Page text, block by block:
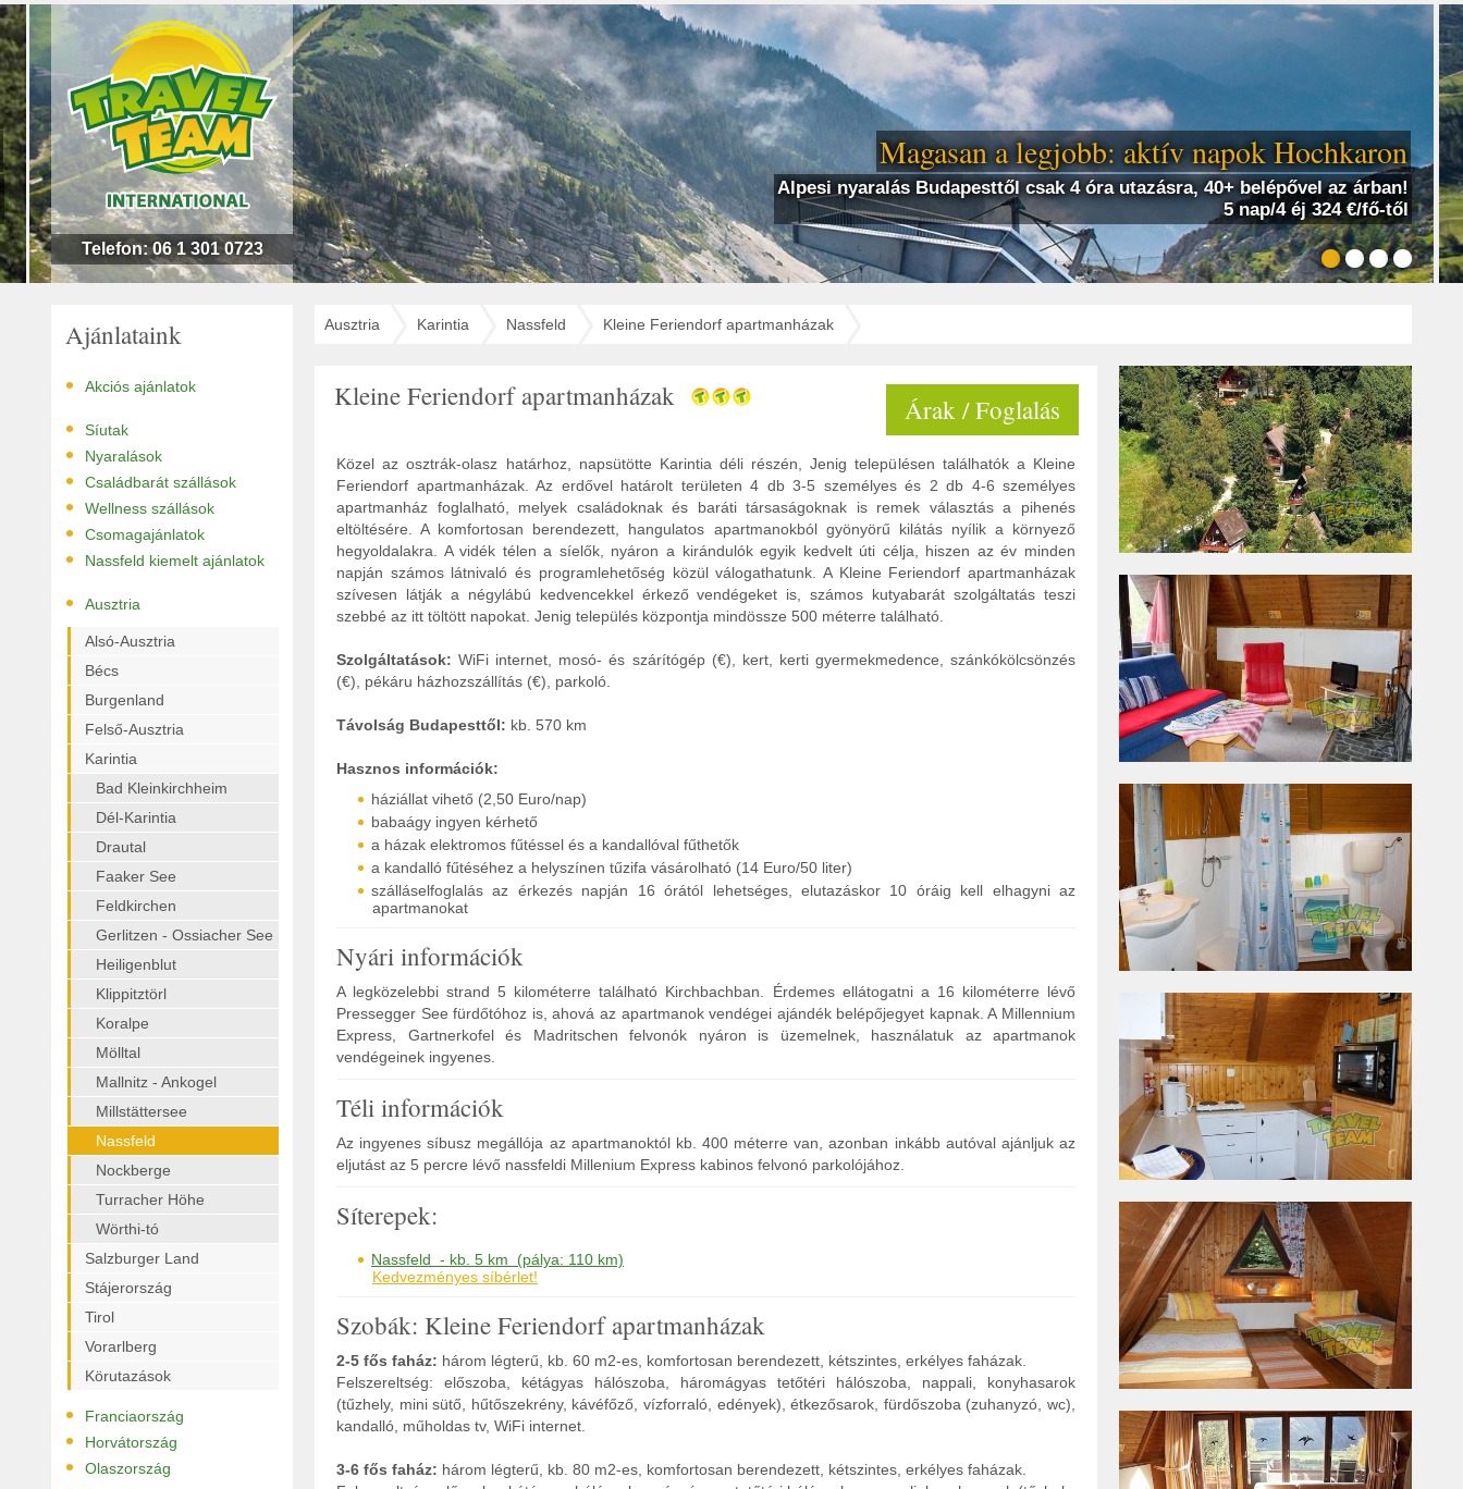
Magasan a legjobb: aktív napok Hochkaron
Alpesi nyaralás Budapesttől csak 4 óra utazásra, 40+ belépővel az árban!
5 nap/4 éj 324 €/fő-től
Telefon: 06 1 301 0723
Ajánlataink
• Akciós ajánlatok
• Síutak
• Nyaralások
• Családbarát szállások
• Wellness szállások
• Csomagajánlatok
• Nassfeld kiemelt ajánlatok
• Ausztria
Alsó-Ausztria
Bécs
Burgenland
Felső-Ausztria
Karintia
Bad Kleinkirchheim
Dél-Karintia
Drautal
Faaker See
Feldkirchen
Gerlitzen - Ossiacher See
Heiligenblut
Klippitztörl
Koralpe
Mölltal
Mallnitz - Ankogel
Millstättersee
Nassfeld
Nockberge
Turracher Höhe
Wörthi-tó
Salzburger Land
Stájerország
Tirol
Vorarlberg
Körutazások
• Franciaország
• Horvátország
• Olaszország
Ausztria Karintia Nassfeld Kleine Feriendorf apartmanházak
Kleine Feriendorf apartmanházak Árak / Foglalás
Közel az osztrák-olasz határhoz, napsütötte Karintia déli részén, Jenig településen találhatók a Kleine
Feriendorf apartmanházak. Az erdővel határolt területen 4 db 3-5 személyes és 2 db 4-6 személyes
apartmanház foglalható, melyek családoknak és baráti társaságoknak is remek választás a pihenés
eltöltésére. A komfortosan berendezett, hangulatos apartmanokból gyönyörű kilátás nyílik a környező
hegyoldalakra. A vidék télen a síelők, nyáron a kirándulók egyik kedvelt úti célja, hiszen az év minden
napján számos látnivaló és programlehetőség közül válogathatunk. A Kleine Feriendorf apartmanházak
szívesen látják a négylábú kedvencekkel érkező vendégeket is, számos kutyabarát szolgáltatás teszi
szebbé az itt töltött napokat. Jenig település központja mindössze 500 méterre található.
Szolgáltatások:WiFi internet, mosó- és szárítógép (€), kert, kerti gyermekmedence, szánkókölcsönzés
(€), pékáru házhozszállítás (€), parkoló.
Távolság Budapesttől: kb. 570 km
Hasznos információk:
háziállat vihető (2,50 Euro/nap)
babaágy ingyen kérhető
a házak elektromos fűtéssel és a kandallóval fűthetők
a kandalló fűtéséhez a helyszínen tűzifa vásárolható (14 Euro/50 liter)
szálláselfoglalás az érkezés napján 16 órától lehetséges, elutazáskor 10 óráig kell elhagyni az
apartmanokat
Nyári információk
A legközelebbi strand 5 kilométerre található Kirchbachban. Érdemes ellátogatni a 16 kilométerre lévő
Pressegger See fürdőtóhoz is, ahová az apartmanok vendégei ajándék belépőjegyet kapnak. A Millennium
Express, Gartnerkofel és Madritschen felvonók nyáron is üzemelnek, használatuk az apartmanok
vendégeinek ingyenes.
Téli információk
Az ingyenes síbusz megállója az apartmanoktól kb. 400 méterre van, azonban inkább autóval ajánljuk az
eljutást az 5 percre lévő nassfeldi Millenium Express kabinos felvonó parkolójához.
Síterepek:
Nassfeld - kb. 5 km (pálya: 110 km)
Kedvezményes síbérlet!
Szobák: Kleine Feriendorf apartmanházak
2-5 fős faház: három légterű, kb. 60 m2-es, komfortosan berendezett, kétszintes, erkélyes faházak.
Felszereltség: előszoba, kétágyas hálószoba, háromágyas tetőtéri hálószoba, nappali, konyhasarok
(tűzhely, mini sütő, hűtőszekrény, kávéfőző, vízforraló, edények), étkezősarok, fürdőszoba (zuhanyzó, wc),
kandalló, műholdas tv, WiFi internet.
3-6 fős faház: három légterű, kb. 80 m2-es, komfortosan berendezett, kétszintes, erkélyes faházak.